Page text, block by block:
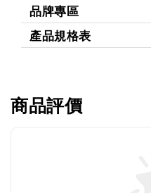
品牌專區
產品規格表
商品評價